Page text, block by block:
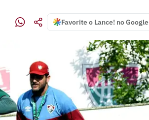
Favorite o Lance! no Google